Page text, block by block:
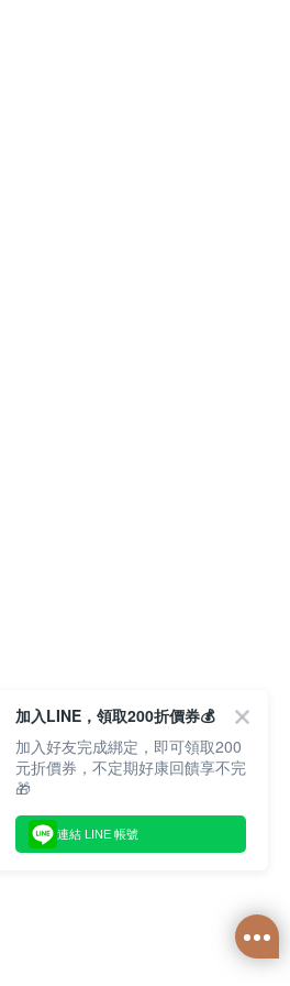
加入LINE，領取200折價券💰
加入好友完成綁定，即可領取200
元折價券，不定期好康回饋享不完
🎁
連結 LINE 帳號